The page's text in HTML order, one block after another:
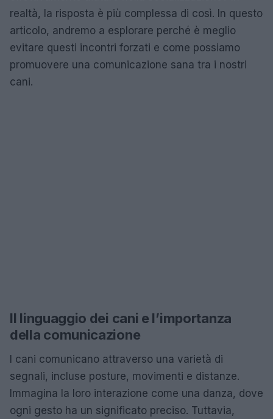
realtà, la risposta è più complessa di così. In questo
articolo, andremo a esplorare perché è meglio
evitare questi incontri forzati e come possiamo
promuovere una comunicazione sana tra i nostri
cani.
Il linguaggio dei cani e l’importanza
della comunicazione
I cani comunicano attraverso una varietà di
segnali, incluse posture, movimenti e distanze.
Immagina la loro interazione come una danza, dove
ogni gesto ha un significato preciso. Tuttavia,